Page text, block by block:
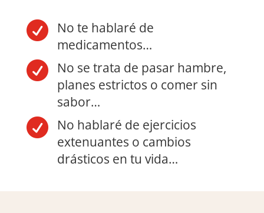

No te hablaré de
medicamentos…

No se trata de pasar hambre,
planes estrictos o comer sin
sabor…

No hablaré de ejercicios
extenuantes o cambios
drásticos en tu vida…